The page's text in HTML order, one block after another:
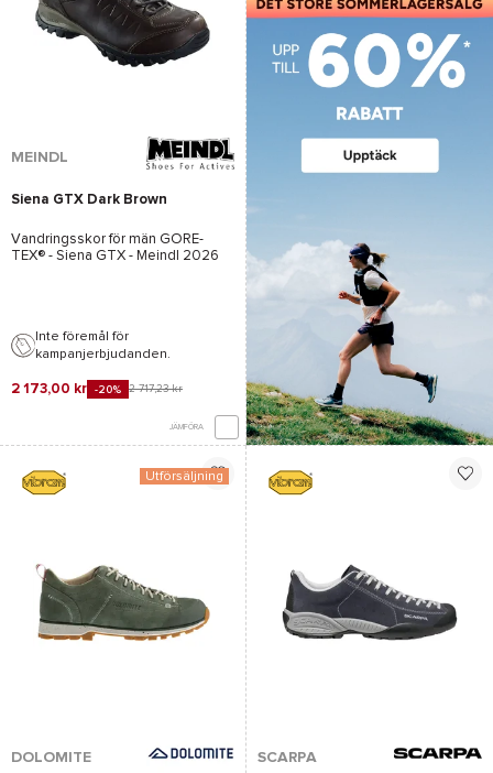
MEINDL
Siena GTX Dark Brown
Vandringsskor för män GORE-
TEX® - Siena GTX - Meindl 2026
Inte föremål för
kampanjerbjudanden.
2 173,00 kr -20% 2 717,23 kr
JÄMFÖRA
Utförsäljning
DOLOMITE SCARPA